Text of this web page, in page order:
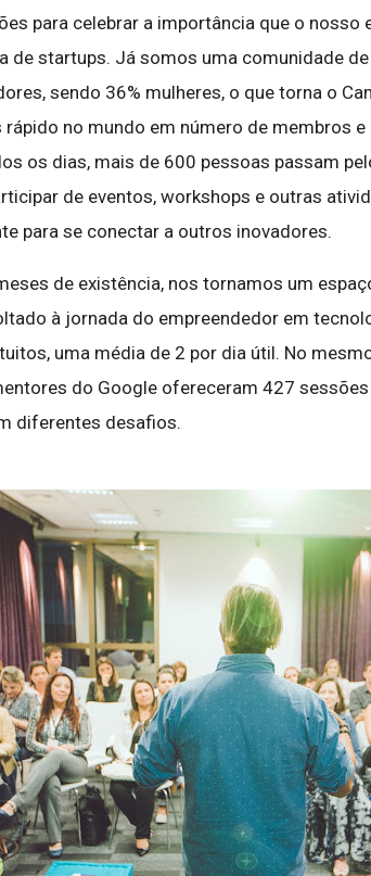
para celebrar a importância que o nosso
de startups. Já somos uma comunidade
sendo 36% mulheres, o que torna o
rápido no mundo em número de membros
os dias, mais de 600 pessoas passam
de eventos, workshops e outras
para se conectar a outros inovadores.
de existência, nos tornamos um
à jornada do empreendedor em
uma média de 2 por dia útil. No
do Google ofereceram 427
diferentes desafios.